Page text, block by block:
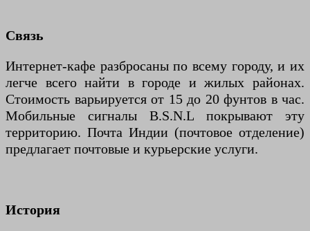
Связь
Интернет-кафе разбросаны по всему городу, и их
легче всего найти в городе и жилых районах.
Стоимость варьируется от 15 до 20 фунтов в час.
Мобильные сигналы B.S.N.L покрывают эту
территорию. Почта Индии (почтовое отделение)
предлагает почтовые и курьерские услуги.
История